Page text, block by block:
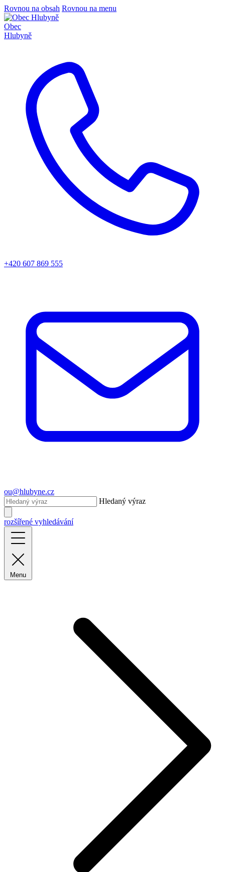
Rovnou na obsah Rovnou na menu
Obec
Hlubyně
+420 607 869 555
ou@hlubyne.cz
Hledaný výraz
rozšířené vyhledávání
Menu